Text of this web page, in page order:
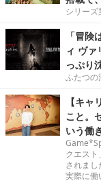
シリーズ
「冒
ィ ヴ
っぷり
ふたつの
【キ
こと。
いう働
クエス
されま
実際に働